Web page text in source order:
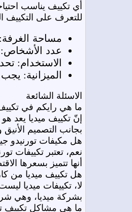
أي تكييف يناسب
للتعرف على التكييف
مساحة الغرفة
عدد الأشخاص
الاستخدام:
الميزانية: يجب
الاسئلة الشائعة
ما هي رايكم في
إنّ تكييف ميديا يعد هو
بجانب التصميم
هل مكيفات تورنيدو
نعم، تعتبر تكييفات
أنها تتميز بسعرها
هل تكييف ميديا من
لا، تكييفات ميديا
بشركة ميديا، وهي
ما هي مشاكل تكييف